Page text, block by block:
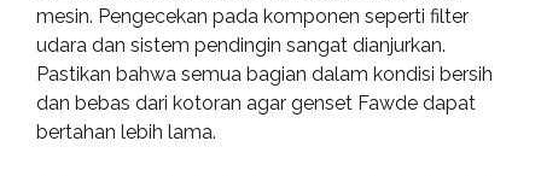
mesin. Pengecekan pada komponen seperti filter
udara dan sistem pendingin sangat dianjurkan.
Pastikan bahwa semua bagian dalam kondisi bersih
dan bebas dari kotoran agar genset Fawde dapat
bertahan lebih lama.